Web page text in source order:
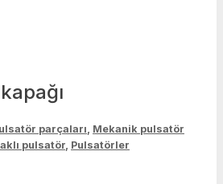
parçaları, Mekanik pulsatör
pulsatör, Pulsatörler